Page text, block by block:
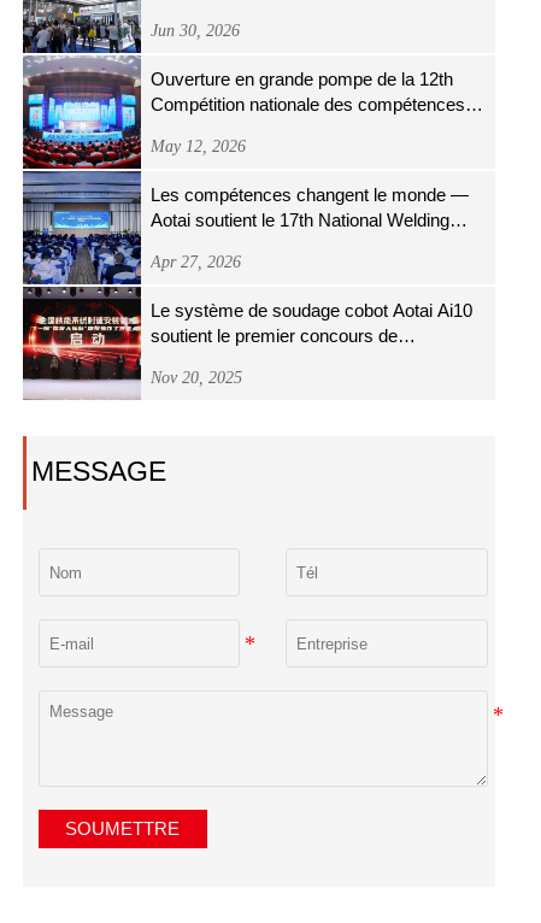
Jun 30, 2026
Ouverture en grande pompe de la 12th
Compétition nationale des compétences
l'acier
May 12, 2026
Les compétences changent le monde —
Aotai soutient le 17th National Welding
Apr 27, 2026
Le système de soudage cobot Aotai Ai10
soutient le premier concours de
"Welder Master Cup" du système national
Nov 20, 2025
MESSAGE
SOUMETTRE